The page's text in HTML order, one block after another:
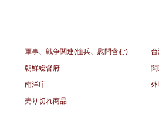
軍事、戦争関連(恤兵、慰問含む)
朝鮮総督府
南洋庁
売り切れ商品